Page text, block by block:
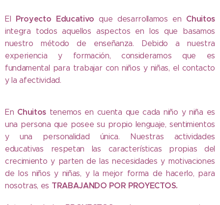
El Proyecto Educativo que desarrollamos en Chuitos
integra todos aquellos aspectos en los que basamos
nuestro método de enseñanza. Debido a nuestra
experiencia y formación, consideramos que es
fundamental para trabajar con niños y niñas, el contacto
y la afectividad.
En Chuitos tenemos en cuenta que cada niño y niña es
una persona que posee su propio lenguaje, sentimientos
y una personalidad única. Nuestras actividades
educativas respetan las características propias del
crecimiento y parten de las necesidades y motivaciones
de los niños y niñas, y la mejor forma de hacerlo, para
nosotras, es TRABAJANDO POR PROYECTOS.